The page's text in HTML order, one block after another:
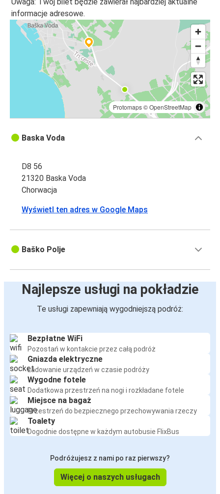
informacje adresowe.
Protomaps©OpenStreetMap
Baska Voda
D8 56
21320 Baska Voda
Chorwacja
Wyświetl ten adres w Google Maps
Baško Polje
Najlepsze usługi na pokładzie
Te usługi zapewniają wygodniejszą podróż:
Bezpłatne WiFi
Pozostań w kontakcie przez całą podróż
Gniazda elektryczne
Ładowanie urządzeń w czasie podróży
Wygodne fotele
Dodatkowa przestrzeń na nogi i rozkładane fotele
Miejsce na bagaż
Przestrzeń do bezpiecznego przechowywania rzeczy
Toalety
Dogodnie dostępne w każdym autobusie FlixBus
Podróżujesz z nami po raz pierwszy?
Więcej o naszych usługach